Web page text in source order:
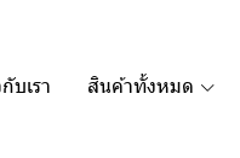
บเรา สินค้าทั้งหมด